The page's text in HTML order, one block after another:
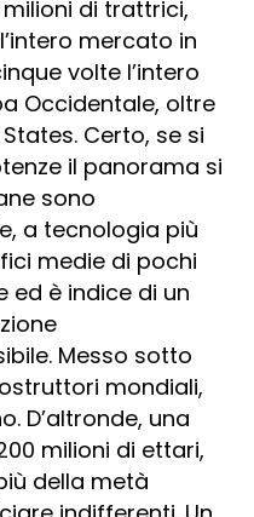
di trattrici,
mercato in
volte l’intero
Occidentale, oltre
Certo, se si
il panorama si
sono
a tecnologia più
medie di pochi
ed è indice di un
Messo sotto
mondiali,
D’altronde, una
milioni di ettari,
della metà